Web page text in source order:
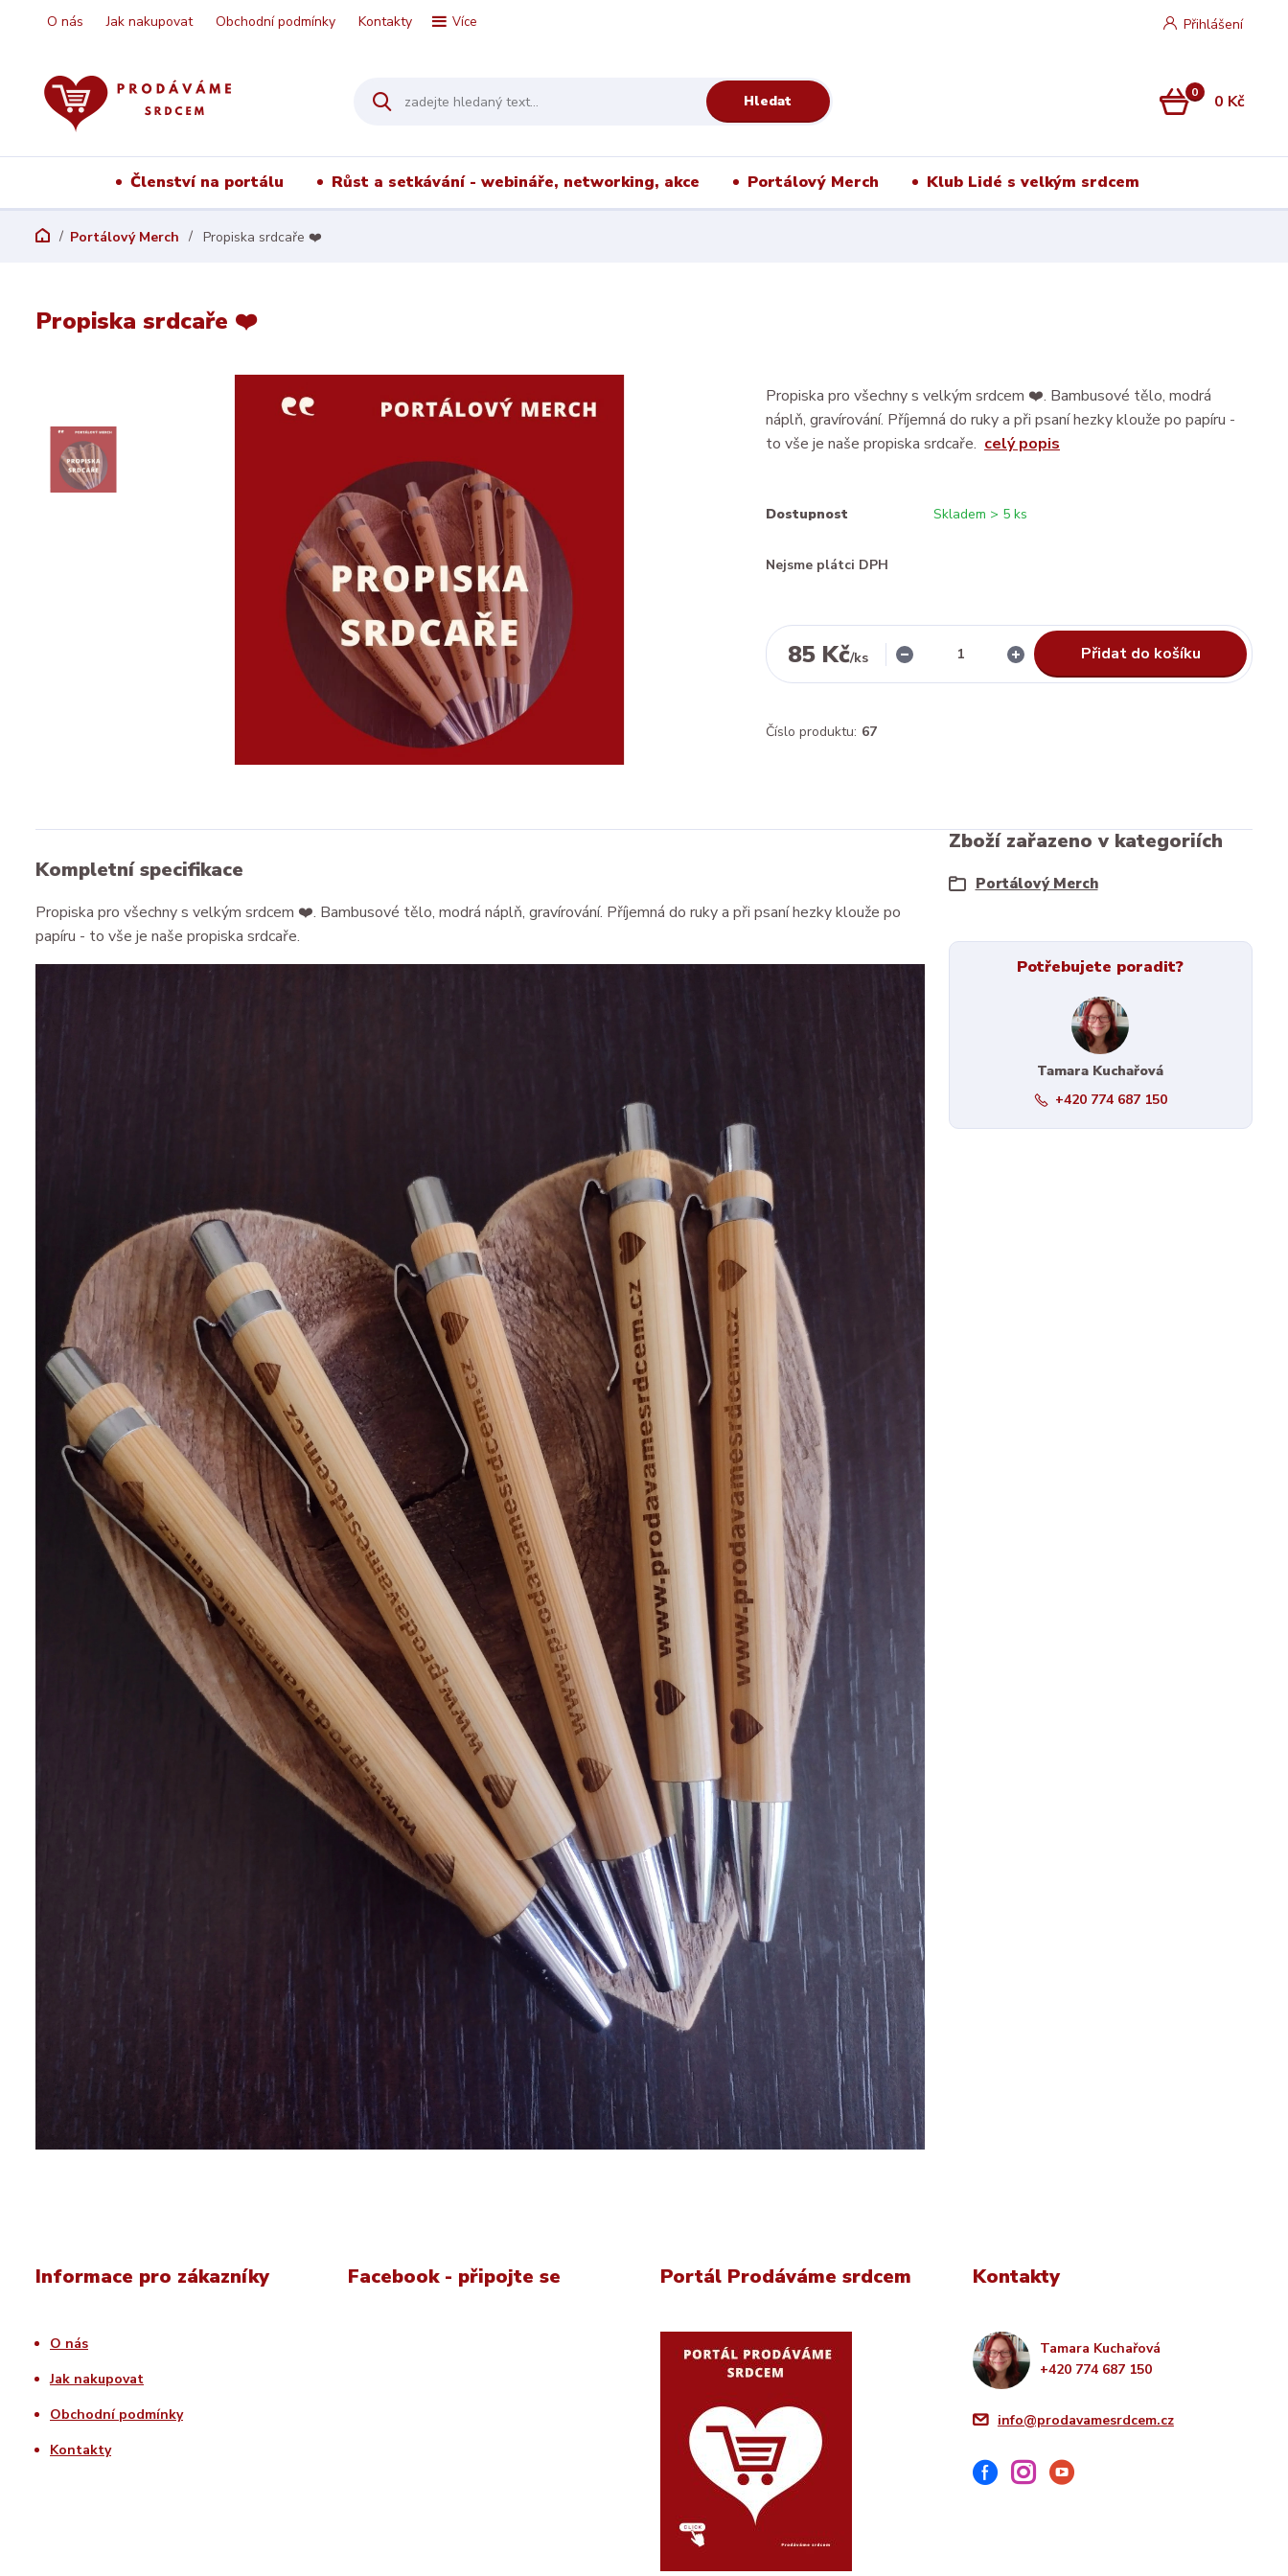
O nás Jak nakupovat Obchodní podmínky Kontakty Více Přihlášení
Hledat 0 0 Kč
Členství na portálu Růst a setkávání - webináře, networking, akce Portálový Merch Klub Lidé s velkým srdcem
Portálový Merch Propiska srdcaře ❤️
Propiska srdcaře ❤️
Propiska pro všechny s velkým srdcem ❤️. Bambusové tělo, modrá
náplň, gravírování. Příjemná do ruky a při psaní hezky klouže po papíru -
to vše je naše propiska srdcaře. celý popis
Dostupnost Skladem > 5 ks
Nejsme plátci DPH
85 Kč/ks Přidat do košíku
Číslo produktu: 67
Kompletní specifikace
Propiska pro všechny s velkým srdcem ❤️. Bambusové tělo, modrá náplň, gravírování. Příjemná do ruky a při psaní hezky klouže po
papíru - to vše je naše propiska srdcaře.
Zboží zařazeno v kategoriích
Portálový Merch
Potřebujete poradit?
Tamara Kuchařová
+420 774 687 150
Informace pro zákazníky
O nás
Jak nakupovat
Obchodní podmínky
Kontakty
Facebook - připojte se Portál Prodáváme srdcem Kontakty
Tamara Kuchařová
+420 774 687 150
info@prodavamesrdcem.cz